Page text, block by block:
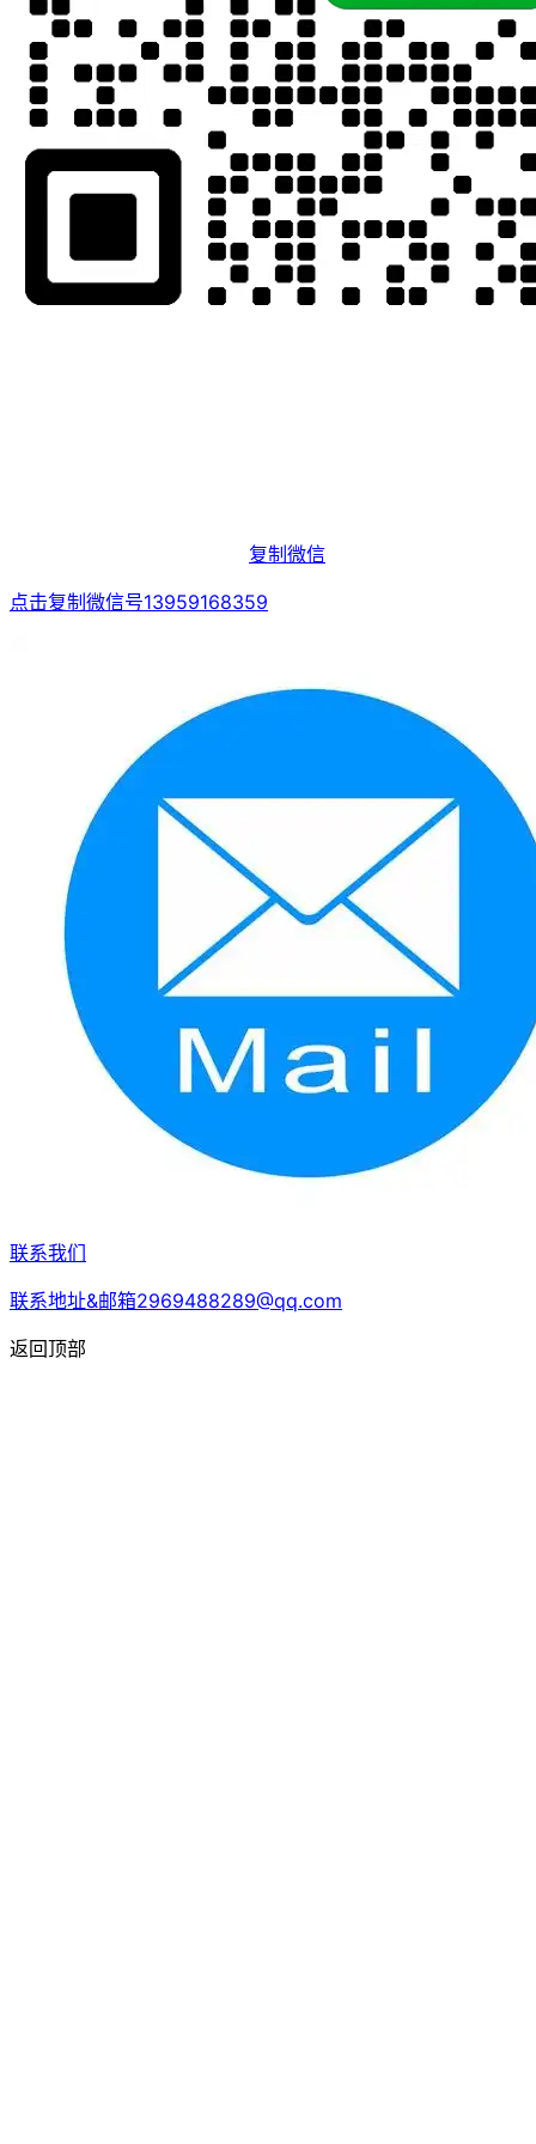
复制微信
点击复制微信号13959168359
联系我们
联系地址&邮箱2969488289@qq.com
返回顶部